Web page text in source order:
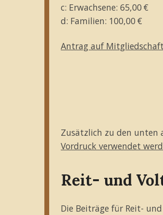
c: Erwachsene: 65,00 €
d: Familien: 100,00 €
Antrag auf Mitgliedschaft
Zusätzlich zu den unten
Vordruck verwendet
Reit- und
Die Beiträge für Reit-